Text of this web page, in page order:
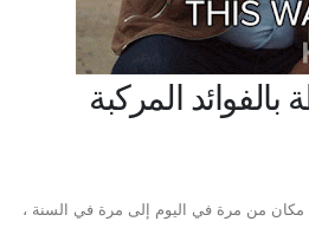
بالفوائد المركبة
من مرة في اليوم إلى مرة في السنة ،